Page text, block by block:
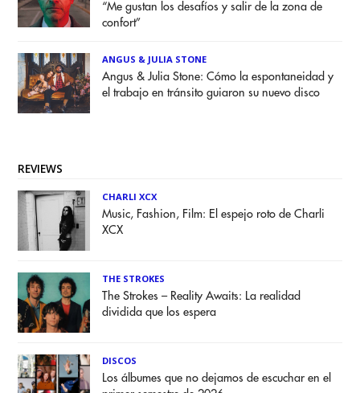
“Me gustan los desafíos y salir de la zona de
confort”
ANGUS & JULIA STONE
Angus & Julia Stone: Cómo la espontaneidad y
el trabajo en tránsito guiaron su nuevo disco
REVIEWS
CHARLI XCX
Music, Fashion, Film: El espejo roto de Charli
XCX
THE STROKES
The Strokes – Reality Awaits: La realidad
dividida que los espera
DISCOS
Los álbumes que no dejamos de escuchar en el